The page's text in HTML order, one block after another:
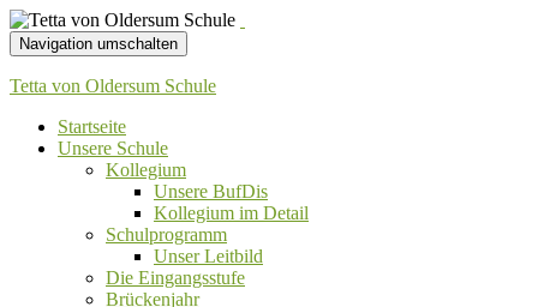
Navigation umschalten
Tetta von Oldersum Schule
Startseite
Unsere Schule
Kollegium
Unsere BufDis
Kollegium im Detail
Schulprogramm
Unser Leitbild
Die Eingangsstufe
Brückenjahr